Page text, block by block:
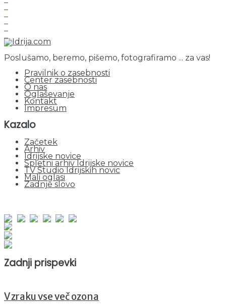
Poslušamo, beremo, pišemo, fotografiramo ... za vas!
Pravilnik o zasebnosti
Center zasebnosti
O nas
Oglaševanje
Kontakt
Impresum
Kazalo
Začetek
Arhiv
Idrijske novice
Spletni arhiv Idrijske novice
TV Studio Idrijskih novic
Mali oglasi
Zadnje slovo
Zadnji prispevki
V zraku vse več ozona